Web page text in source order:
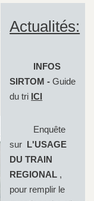
Actualités:
INFOS
SIRTOM - Guide
du tri ICI
Enquête
sur L'USAGE
DU TRAIN
REGIONAL ,
pour remplir le